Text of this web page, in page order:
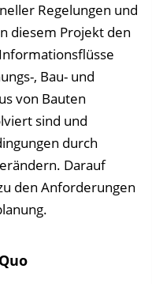
d
e
n
Regelungen und
diesem Projekt den
, Bau- und
von Bauten
sind und
durch
Darauf
den Anforderungen